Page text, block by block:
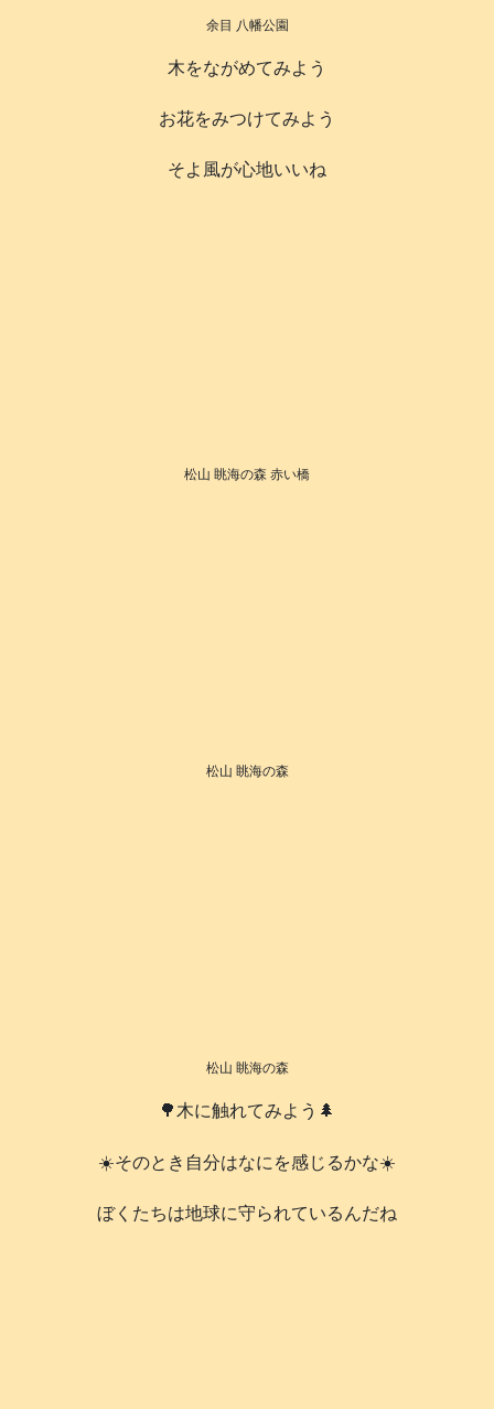
余目 八幡公園
木をながめてみよう
お花をみつけてみよう
そよ風が心地いいね
松山 眺海の森 赤い橋
松山 眺海の森
松山 眺海の森
🌳木に触れてみよう🌲
☀️そのとき自分はなにを感じるかな☀️
️ぼくたちは地球に守られているんだね